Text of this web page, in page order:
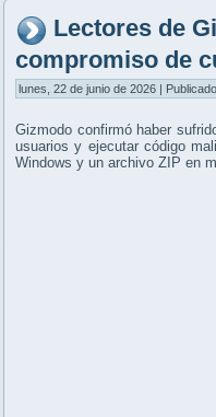
Lectores de
compromiso de
lunes, 22 de junio de 2026 |
Gizmodo confirmó haber
usuarios y ejecutar código
Windows y un archivo ZIP en